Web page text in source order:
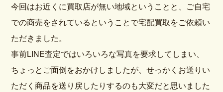
今回はお近くに買取店が無い地域ということと、ご自宅
での商売をされているということで宅配買取をご依頼い
ただきました。
事前LINE査定ではいろいろな写真を要求してしまい、
ちょっとご面倒をおかけしましたが、せっかくお送りい
ただく商品を送り戻したりするのも大変だと思いました